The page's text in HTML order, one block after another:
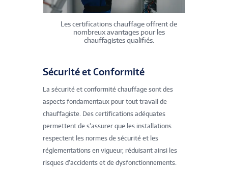
Les certifications chauffage offrent de
nombreux avantages pour les
chauffagistes qualifiés.
Sécurité et Conformité
La sécurité et conformité chauffage sont des
aspects fondamentaux pour tout travail de
chauffagiste. Des certifications adéquates
permettent de s’assurer que les installations
respectent les normes de sécurité et les
réglementations en vigueur, réduisant ainsi les
risques d’accidents et de dysfonctionnements.